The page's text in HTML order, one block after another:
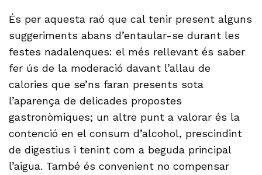
És per aquesta raó que cal tenir present alguns
suggeriments abans d’entaular-se durant les
festes nadalenques: el més rellevant és saber
fer ús de la moderació davant l’allau de
calories que se’ns faran presents sota
l’aparença de delicades propostes
gastronòmiques; un altre punt a valorar és la
contenció en el consum d’alcohol, prescindint
de digestius i tenint com a beguda principal
l’aigua. També és convenient no compensar